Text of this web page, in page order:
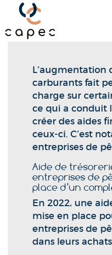
Panneau de gestion des
L’augmentation
carburants fait
charge sur
ce qui a conduit
créer des aides
ceux-ci. C’est
entreprises de
Aide de
entreprises de
place d’un
En 2022, une
mise en place
entreprises de
dans leurs